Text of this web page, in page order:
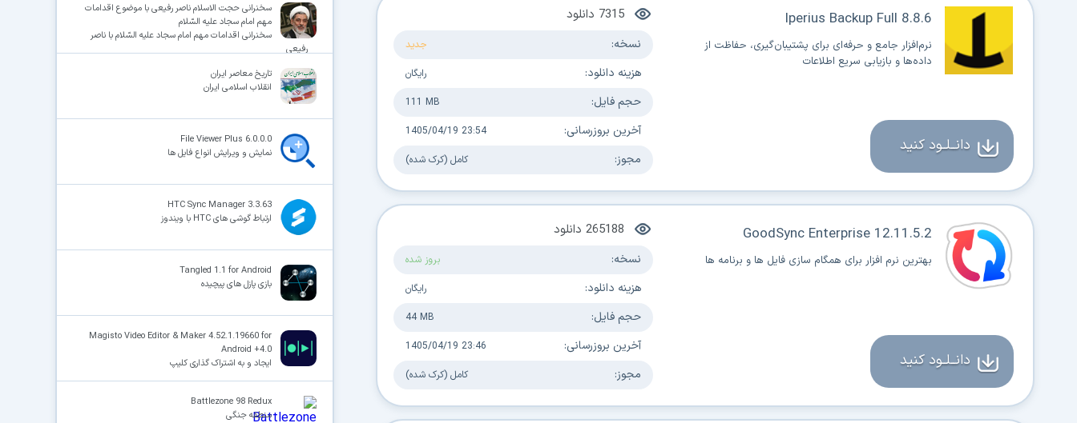
Iperius Backup Full 8.8.6
نرم‌افزار جامع و حرفه‌ای برای پشتیبان‌گیری، حفاظت از
داده‌ها و بازیابی سریع اطلاعات
7315 دانلود
نسخه: جدید
هزینه دانلود: رایگان
حجم فایل: 111 MB
آخرین بروزرسانی: 1405/04/19 23:54
مجوز: کامل (کرک شده)
دانــلــود کنید
GoodSync Enterprise 12.11.5.2
بهترین نرم افزار برای همگام سازی فایل ها و برنامه ها
265188 دانلود
نسخه: بروز شده
هزینه دانلود: رایگان
حجم فایل: 44 MB
آخرین بروزرسانی: 1405/04/19 23:46
مجوز: کامل (کرک شده)
دانــلــود کنید
سخنرانی حجت الاسلام ناصر رفیعی با موضوع اقدامات
مهم امام سجاد علیه السّلام
سخنرانی اقدامات مهم امام سجاد علیه السّلام با ناصر
رفیعی
تاریخ معاصر ایران
انقلاب اسلامی ایران
File Viewer Plus 6.0.0.0
نمایش و ویرایش انواع فایل ها
HTC Sync Manager 3.3.63
ارتباط گوشی های HTC با ویندوز
Tangled 1.1 for Android
بازی پازل های پیچیده
Magisto Video Editor & Maker 4.52.1.19660 for
Android +4.0
ایجاد و به اشتراک گذاری کلیپ
Battlezone 98 Redux
منطقه جنگی